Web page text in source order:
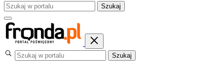
Szukaj
Szukaj